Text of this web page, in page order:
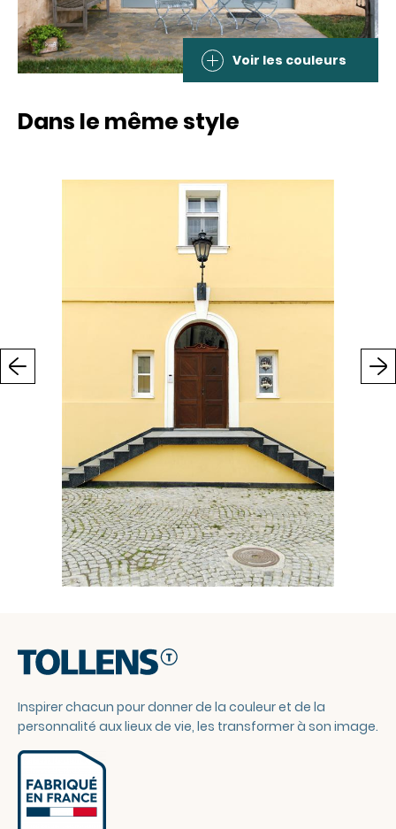
Voir les couleurs
Dans le même style
Inspirer chacun pour donner de la couleur et de la
personnalité aux lieux de vie, les transformer à son image.